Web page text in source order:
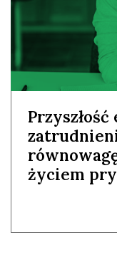
życiem